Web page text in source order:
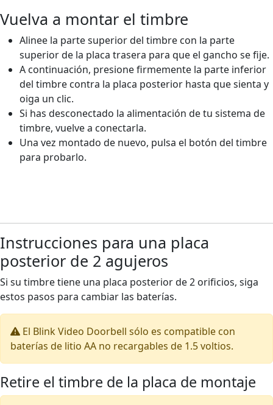
Vuelva a montar el timbre
Alinee la parte superior del timbre con la parte
superior de la placa trasera para que el gancho se fije.
A continuación, presione firmemente la parte inferior
del timbre contra la placa posterior hasta que sienta y
oiga un clic.
Si has desconectado la alimentación de tu sistema de
timbre, vuelve a conectarla.
Una vez montado de nuevo, pulsa el botón del timbre
para probarlo.
Instrucciones para una placa
posterior de 2 agujeros
Si su timbre tiene una placa posterior de 2 orificios, siga
estos pasos para cambiar las baterías.
El Blink Video Doorbell sólo es compatible con
baterías de litio AA no recargables de 1.5 voltios.
Retire el timbre de la placa de montaje